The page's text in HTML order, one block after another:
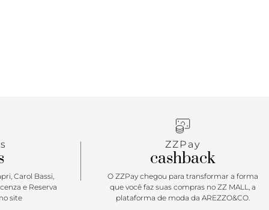
Carol Bassi,
e Reserva
site
ZZPay
cashback
O ZZPay chegou para transformar a forma
que você faz suas compras no ZZ MALL, a
plataforma de moda da AREZZO&CO.